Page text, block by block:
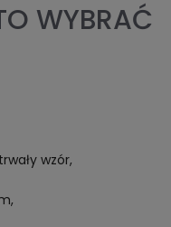
WYBRAĆ
wzór,